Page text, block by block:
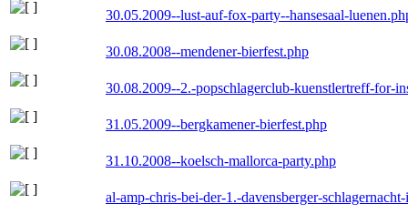
30.05.2009--lust-auf-fox-party--hansesaal-
30.08.2008--mendener-bierfest.php
30.08.2009--2.-popschlagerclub-kuenstlertreff-for-
31.05.2009--bergkamener-bierfest.php
31.10.2008--koelsch-mallorca-party.php
al-amp-chris-bei-der-1.-davensberger-